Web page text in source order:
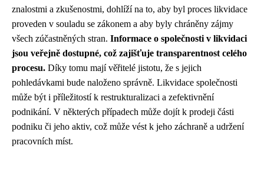
znalostmi a zkušenostmi, dohlíží na to, aby byl proces likvidace
proveden v souladu se zákonem a aby byly chráněny zájmy
všech zúčastněných stran. Informace o společnosti v likvidaci
jsou veřejně dostupné, což zajišťuje transparentnost celého
procesu. Díky tomu mají věřitelé jistotu, že s jejich
pohledávkami bude naloženo správně. Likvidace společnosti
může být i příležitostí k restrukturalizaci a zefektivnění
podnikání. V některých případech může dojít k prodeji části
podniku či jeho aktiv, což může vést k jeho záchraně a udržení
pracovních míst.